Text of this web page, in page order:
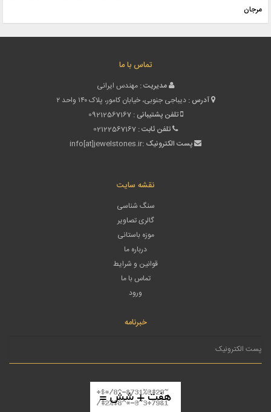
مرجان
تماس با ما
مدیریت : مهندس ایرانی
آدرس : دیباجی جنوبی، خیابان کامور، پلاک ۱۴۰ واحد ۲
تلفن پشتیبانی : 09212567167
تلفن ثابت : 02122567167
پست الکترونیک :info[at]jewelstones.ir
نقشه سایت
سنگ شناسی
گالری تصاویر
موزه باستانی
درباره ما
قوانین و شرایط
تماس با ما
ورود
خبرنامه